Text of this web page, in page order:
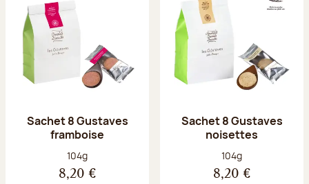
Sachet 8 Gustaves
framboise
Poids net :
104g
8,20 €
Sachet 8 Gustaves
noisettes
Poids net :
104g
8,20 €